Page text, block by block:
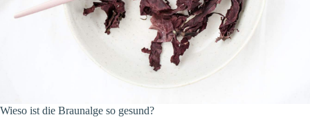
Wieso ist die Braunalge so gesund?